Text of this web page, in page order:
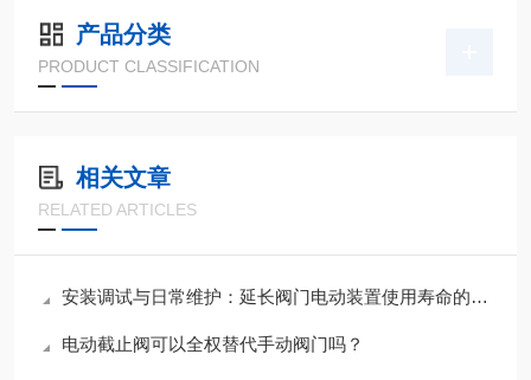
产品分类
PRODUCT CLASSIFICATION
相关文章
RELATED ARTICLES
安装调试与日常维护：延长阀门电动装置使用寿命的关键措施
电动截止阀可以全权替代手动阀门吗？